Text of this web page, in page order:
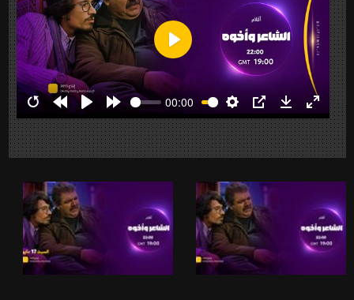
RestartRewind
10s
Play Forward
10s
00:00
Settings
PIP Download
Enter
Play